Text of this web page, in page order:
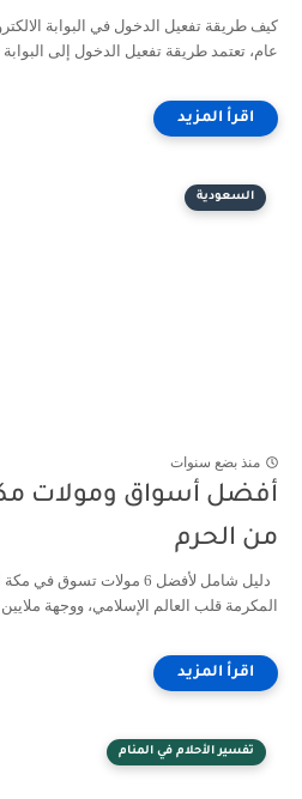
كيف طريقة تفعيل الدخول في البوابة
عام، تعتمد طريقة تفعيل الدخول إلى
السعودية
منذ بضع سنوات
أفضل أسواق ومولات
من الحرم
المكرمة قلب العالم الإسلامي، ووجهة ملايين
تفسير الأحلام في المنام